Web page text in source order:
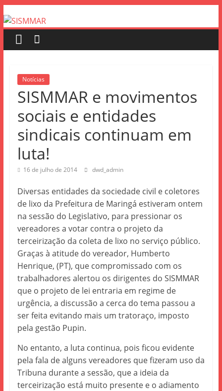
Notícias
SISMMAR e movimentos
sociais e entidades
sindicais continuam em
luta!
16 de julho de 2014 dwd_admin
Diversas entidades da sociedade civil e coletores
de lixo da Prefeitura de Maringá estiveram ontem
na sessão do Legislativo, para pressionar os
vereadores a votar contra o projeto da
terceirização da coleta de lixo no serviço público.
Graças à atitude do vereador, Humberto
Henrique, (PT), que compromissado com os
trabalhadores alertou os dirigentes do SISMMAR
que o projeto de lei entraria em regime de
urgência, a discussão a cerca do tema passou a
ser feita evitando mais um tratoraço, imposto
pela gestão Pupin.
No entanto, a luta continua, pois ficou evidente
pela fala de alguns vereadores que fizeram uso da
Tribuna durante a sessão, que a ideia da
terceirização está muito presente e o adiamento